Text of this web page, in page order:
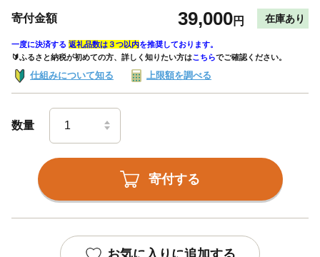
寄付金額 39,000円 在庫あり
一度に決済する 返礼品数は３つ以内を推奨しております。
🔰ふるさと納税が初めての方、詳しく知りたい方はこちらでご確認ください。
仕組みについて知る 上限額を調べる
数量
寄付する
お気に入りに追加する